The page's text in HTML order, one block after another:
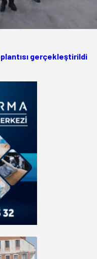
gerçekleştirildi